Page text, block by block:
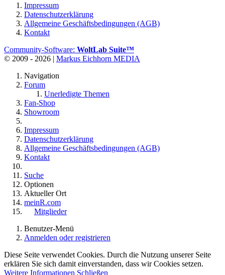
Impressum
Datenschutzerklärung
Allgemeine Geschäftsbedingungen (AGB)
Kontakt
Community-Software: WoltLab Suite™
© 2009 - 2026 | Markus Eichhorn MEDIA
Navigation
Forum
Unerledigte Themen
Fan-Shop
Showroom
Impressum
Datenschutzerklärung
Allgemeine Geschäftsbedingungen (AGB)
Kontakt
Suche
Optionen
Aktueller Ort
meinR.com
Mitglieder
Benutzer-Menü
Anmelden oder registrieren
Diese Seite verwendet Cookies. Durch die Nutzung unserer Seite
erklären Sie sich damit einverstanden, dass wir Cookies setzen.
Weitere Informationen Schließen